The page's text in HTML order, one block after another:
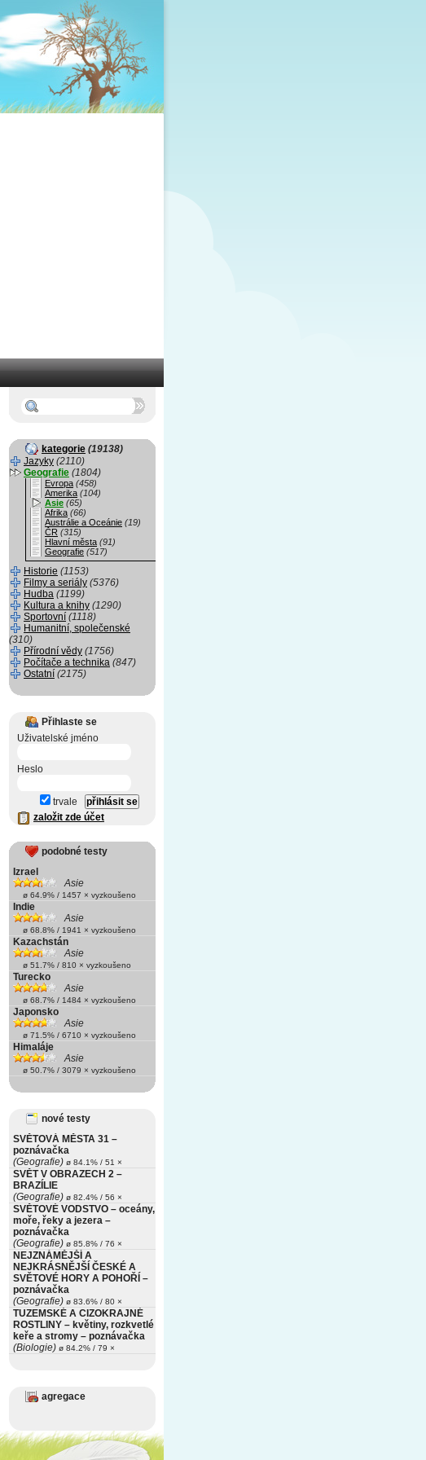
kategorie (19138)
Jazyky (2110)
Geografie (1804)
Evropa (458)
Amerika (104)
Asie (65)
Afrika (66)
Austrálie a Oceánie (19)
ČR (315)
Hlavní města (91)
Geografie (517)
Historie (1153)
Filmy a seriály (5376)
Hudba (1199)
Kultura a knihy (1290)
Sportovní (1118)
Humanitní, společenské
(310)
Přírodní vědy (1756)
Počítače a technika (847)
Ostatní (2175)
Přihlaste se
Uživatelské jméno
Heslo
trvale
založit zde účet
podobné testy
Izrael
Asie
ø 64.9% / 1457 × vyzkoušeno
Indie
Asie
ø 68.8% / 1941 × vyzkoušeno
Kazachstán
Asie
ø 51.7% / 810 × vyzkoušeno
Turecko
Asie
ø 68.7% / 1484 × vyzkoušeno
Japonsko
Asie
ø 71.5% / 6710 × vyzkoušeno
Himaláje
Asie
ø 50.7% / 3079 × vyzkoušeno
nové testy
SVĚTOVÁ MĚSTA 31 –
poznávačka
(Geografie) ø 84.1% / 51 ×
SVĚT V OBRAZECH 2 –
BRAZÍLIE
(Geografie) ø 82.4% / 56 ×
SVĚTOVÉ VODSTVO – oceány,
moře, řeky a jezera –
poznávačka
(Geografie) ø 85.8% / 76 ×
NEJZNÁMĚJŠÍ A
NEJKRÁSNĚJŠÍ ČESKÉ A
SVĚTOVÉ HORY A POHOŘÍ –
poznávačka
(Geografie) ø 83.6% / 80 ×
TUZEMSKÉ A CIZOKRAJNÉ
ROSTLINY – květiny, rozkvetlé
keře a stromy – poznávačka
(Biologie) ø 84.2% / 79 ×
agregace